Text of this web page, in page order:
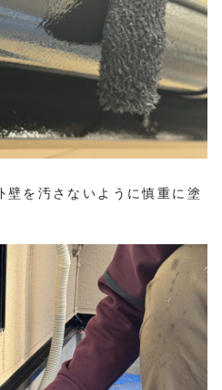
壁を汚さないように慎重に塗